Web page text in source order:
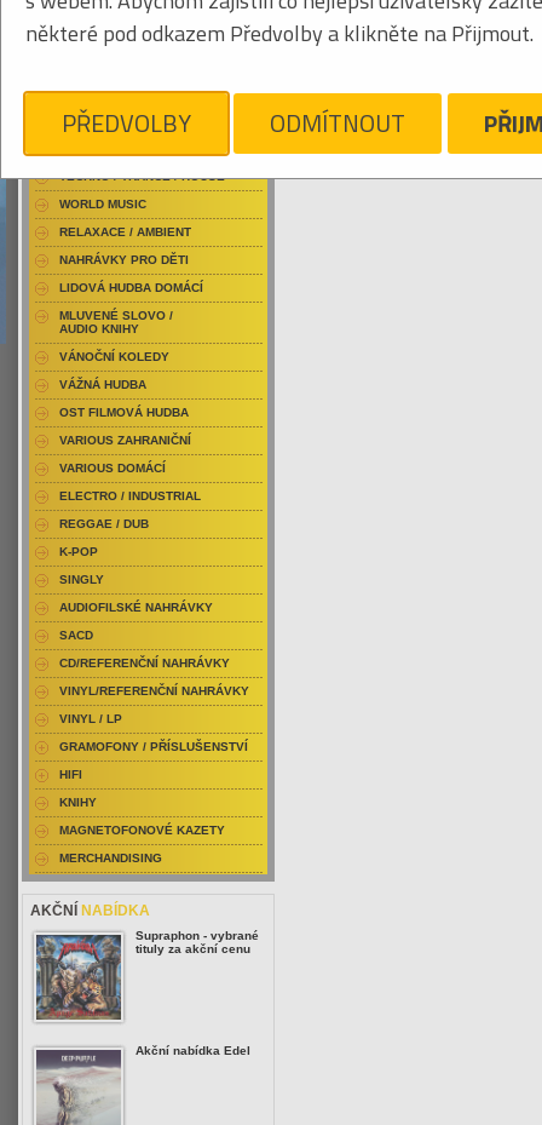
KARLOFF
Je nám líto, ale pro daný žánr/kategorii
RAP / HIP HOP DOMÁCÍ
RAP / HIP HOP ZAHRANIČNÍ
DVD / HUDBA
PUNK / HARDCORE
TECHNO / TRANCE / HOUSE
WORLD MUSIC
RELAXACE / AMBIENT
NAHRÁVKY PRO DĚTI
LIDOVÁ HUDBA DOMÁCÍ
MLUVENÉ SLOVO /
AUDIO KNIHY
VÁNOČNÍ KOLEDY
VÁŽNÁ HUDBA
OST FILMOVÁ HUDBA
VARIOUS ZAHRANIČNÍ
VARIOUS DOMÁCÍ
ELECTRO / INDUSTRIAL
REGGAE / DUB
K-POP
SINGLY
AUDIOFILSKÉ NAHRÁVKY
SACD
CD/REFERENČNÍ NAHRÁVKY
VINYL/REFERENČNÍ NAHRÁVKY
VINYL / LP
GRAMOFONY / PŘÍSLUŠENSTVÍ
HIFI
KNIHY
MAGNETOFONOVÉ KAZETY
MERCHANDISING
AKČNÍ NABÍDKA
Supraphon - vybrané
tituly za akční cenu
Akční nabídka Edel
některé pod odkazem Předvolby a klikněte na Přijmout.
PŘEDVOLBY ODMÍTNOUT